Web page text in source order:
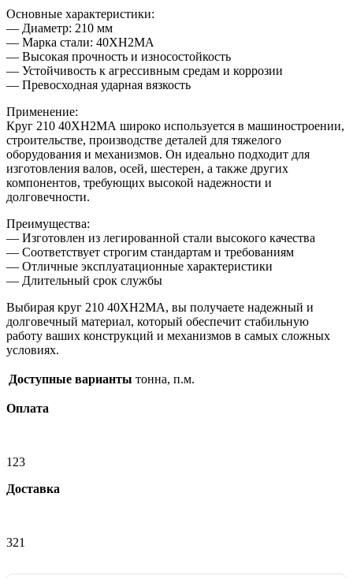
Основные характеристики:
— Диаметр: 210 мм
— Марка стали: 40ХН2МА
— Высокая прочность и износостойкость
— Устойчивость к агрессивным средам и коррозии
— Превосходная ударная вязкость
Применение:
Круг 210 40ХН2МА широко используется в машиностроении,
строительстве, производстве деталей для тяжелого
оборудования и механизмов. Он идеально подходит для
изготовления валов, осей, шестерен, а также других
компонентов, требующих высокой надежности и
долговечности.
Преимущества:
— Изготовлен из легированной стали высокого качества
— Соответствует строгим стандартам и требованиям
— Отличные эксплуатационные характеристики
— Длительный срок службы
Выбирая круг 210 40ХН2МА, вы получаете надежный и
долговечный материал, который обеспечит стабильную
работу ваших конструкций и механизмов в самых сложных
условиях.
Доступные варианты тонна, п.м.
Оплата
123
Доставка
321